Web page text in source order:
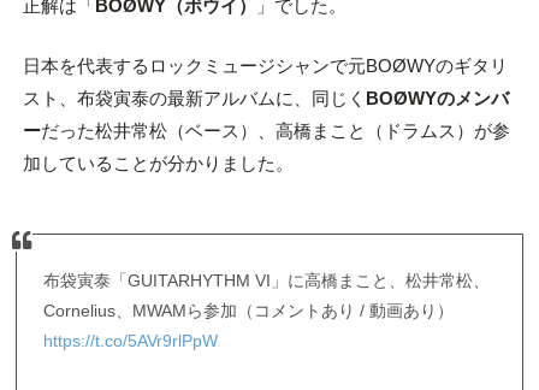
正解は「 BOØWY（ボウイ） 」でした。
日本を代表するロックミュージシャンで元BOØWYのギタリ
スト、布袋寅泰の最新アルバムに、同じく BOØWYのメンバ
ーだった松井常松（ベース）、高橋まこと（ドラムス）が参
加していることが分かりました。
布袋寅泰「GUITARHYTHM VI」に高橋まこと、松井常松、
Cornelius、MWAMら参加（コメントあり / 動画あり）
https://t.co/5AVr9rlPpW